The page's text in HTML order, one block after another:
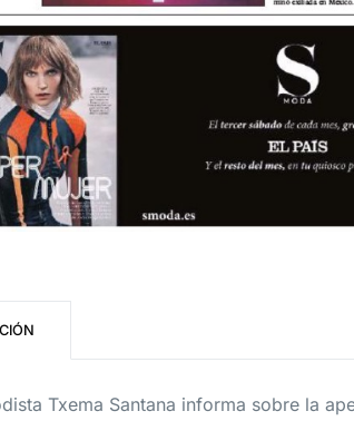
Txema Santana informa sobre la